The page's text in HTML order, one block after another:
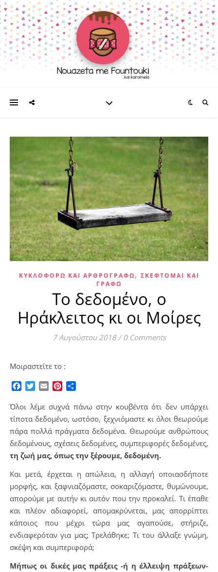
ΚΥΚΛΟΦΟΡΏ ΚΑΙ ΑΡΘΡΟΓΡΑΦΏ, ΣΚΈΦΤΟΜΑΙ ΚΑΙ
ΓΡΆΦΩ
Το δεδομένο, ο
Ηράκλειτος κι οι Μοίρες
7 Αυγούστου 2018 / 0 Comments
Μοιραστείτε το :
Facebook
TwitterEmailPinterest
Όλοι λέμε συχνά πάνω στην κουβέντα ότι δεν υπάρχει
τίποτα δεδομένο, ωστόσο, ξεχνιόμαστε κι όλοι θεωρούμε
πάρα πολλά πράγματα δεδομένα. Θεωρούμε ανθρώπους
δεδομένους, σχέσεις δεδομένες, συμπεριφορές δεδομένες,
τη ζωή μας, όπως την ξέρουμε, δεδομένη.
Και μετά, έρχεται η απώλεια, η αλλαγή οποιασδήποτε
μορφής, και ξαφνιαζόμαστε, σοκαριζόμαστε, θυμώνουμε,
απορούμε με αυτήν κι αυτόν που την προκαλεί. Τι έπαθε
και πλέον αδιαφορεί, απομακρύνεται, μας απορρίπτει
κάποιος που μέχρι τώρα μας αγαπούσε, στήριζε,
ενδιαφερόταν για μας; Τρελάθηκε; Τι του άλλαξε γνώμη,
σκέψη και συμπεριφορά;
Μήπως οι δικές μας πράξεις -ή η έλλειψη πράξεων-